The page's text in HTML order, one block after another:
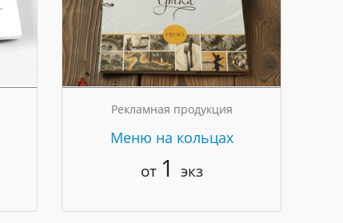
Рекламная продукция
Меню на кольцах
от 1 экз